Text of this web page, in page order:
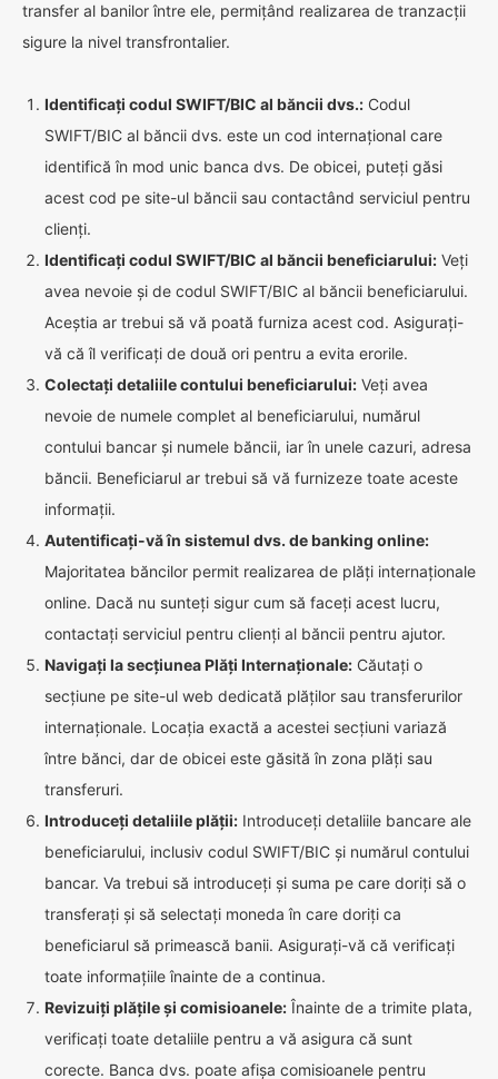
transfer al banilor între ele, permițând realizarea de tranzacții
sigure la nivel transfrontalier.
Identificați codul SWIFT/BIC al băncii dvs.: Codul
SWIFT/BIC al băncii dvs. este un cod internațional care
identifică în mod unic banca dvs. De obicei, puteți găsi
acest cod pe site-ul băncii sau contactând serviciul pentru
clienți.
Identificați codul SWIFT/BIC al băncii beneficiarului: Veți
avea nevoie și de codul SWIFT/BIC al băncii beneficiarului.
Aceștia ar trebui să vă poată furniza acest cod. Asigurați-
vă că îl verificați de două ori pentru a evita erorile.
Colectați detaliile contului beneficiarului: Veți avea
nevoie de numele complet al beneficiarului, numărul
contului bancar și numele băncii, iar în unele cazuri, adresa
băncii. Beneficiarul ar trebui să vă furnizeze toate aceste
informații.
Autentificați-vă în sistemul dvs. de banking online:
Majoritatea băncilor permit realizarea de plăți internaționale
online. Dacă nu sunteți sigur cum să faceți acest lucru,
contactați serviciul pentru clienți al băncii pentru ajutor.
Navigați la secțiunea Plăți Internaționale: Căutați o
secțiune pe site-ul web dedicată plăților sau transferurilor
internaționale. Locația exactă a acestei secțiuni variază
între bănci, dar de obicei este găsită în zona plăți sau
transferuri.
Introduceți detaliile plății: Introduceți detaliile bancare ale
beneficiarului, inclusiv codul SWIFT/BIC și numărul contului
bancar. Va trebui să introduceți și suma pe care doriți să o
transferați și să selectați moneda în care doriți ca
beneficiarul să primească banii. Asigurați-vă că verificați
toate informațiile înainte de a continua.
Revizuiți plățile și comisioanele: Înainte de a trimite plata,
verificați toate detaliile pentru a vă asigura că sunt
corecte. Banca dvs. poate afișa comisioanele pentru